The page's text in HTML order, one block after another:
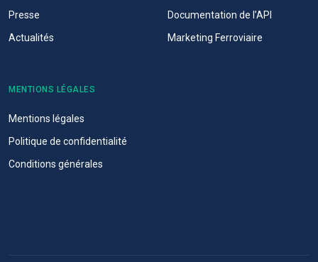
Presse
Actualités
Documentation de l’API
Marketing Ferroviaire
MENTIONS LÉGALES
Mentions légales
Politique de confidentialité
Conditions générales